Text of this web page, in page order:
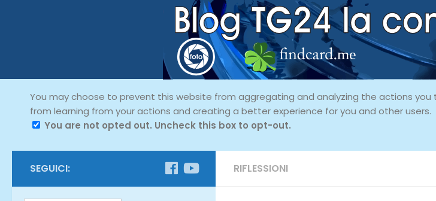
You may choose to prevent this website from aggregating and analyzing the actions
from learning from your actions and creating a better experience for you and other users.
You are not opted out. Uncheck this box to opt-out.
RIFLESSIONI
SEGUICI: